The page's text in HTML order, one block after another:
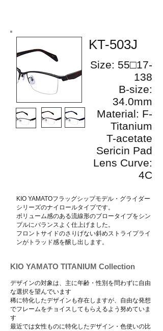
KT-503J
Size: 55□17-
138
B-size:
34.0mm
Material: F-
Titanium
T-acetate
Sericin Pad
Lens Curve:
4C
KIO YAMATOフラッグシップモデル・グライダー
シリーズのナイロールタイプです。
ボリューム感のある流線形のブロータイプをシン
プルにバランスよく仕上げました。
​フロントサイドのさりげない斜めストライプライ
ンがトラッド感を醸し出します。
KIO YAMATO TITANIUM Collection
デザインの対象は、主に年齢・性別を問わずに自由
な選択を望んでいます
稀に特化したデザインも存在しますが、自由な発想
でフレームをチョイスしてもらえるよう努めていま
す
最近では女性ものに特化したデザイン・色使いの比